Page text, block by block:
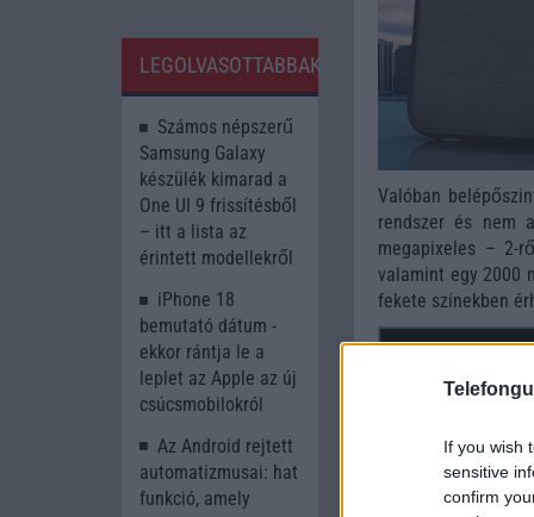
If you wish
sensitive
confirm
Valóban
rendszer és nem
megapixeles – 2-
valamint egy 2000
fekete színekben
LEGOLVASOTTABBAK
Számos népszerű
Samsung Galaxy
készülék kimarad a
One UI 9 frissítésből
– itt a lista az
érintett modellekről
iPhone 18
bemutató dátum -
ekkor rántja le a
leplet az Apple az új
csúcsmobilokról
Az Android rejtett
automatizmusai: hat
funkció, amely